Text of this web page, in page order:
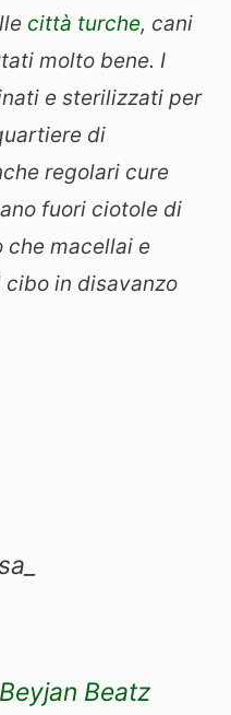
città turche, cani
molto bene. I
e sterilizzati per
di
regolari cure
fuori ciotole di
che macellai e
in disavanzo
Beatz